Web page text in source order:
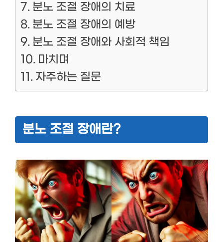
분노 조절 장애의 치료
분노 조절 장애의 예방
분노 조절 장애와 사회적 책임
마치며
자주하는 질문
분노 조절 장애란?